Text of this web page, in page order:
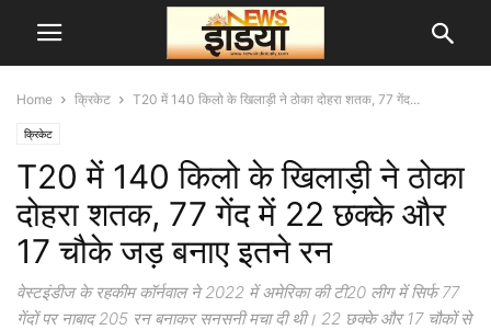
Home क्रिकेट T20 में 140 किलो के खिलाड़ी ने ठोका दोहरा शतक, 77 गेंद...
क्रिकेट
T20 में 140 किलो के खिलाड़ी ने ठोका
दोहरा शतक, 77 गेंद में 22 छक्के और
17 चौके जड़ बनाए इतने रन
वेस्टइंडीज के रहकीम कॉर्नवाल ने 2022 में अमेरिका की टी20 लीग में सिर्फ 77
गेंदों पर नाबाद 205 रन बनाकर सनसनी मचा दी थी। 22 छक्के और 17 चौकों से